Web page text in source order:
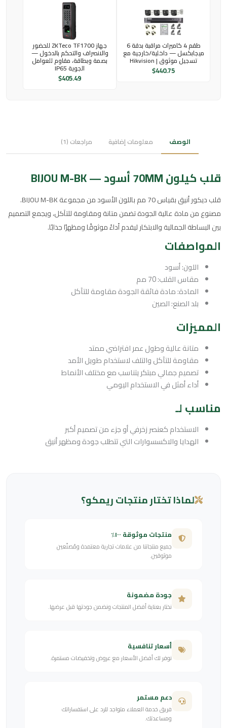
طقم 4 كاميرات مراقبة بدقة 6
ميجابكسل — داخلية/خارجية مع
تسجيل موثوق | Hikvision
$440.75
جهاز ZKTeco TF1700 للحضور
والانصراف والتحكم بالدخول —
بصمة وبطاقة، مقاوم للعوامل
الجوية IP65
$405.49
الوصف معلومات إضافية مراجعات (1)
قلب كيلون 70MM أسود — BIJOU M-BK
قلب ديكور أنيق بقياس 70 مم باللون الأسود من مجموعة BIJOU M-BK.
مصنوع من مادة عالية الجودة تضمن متانة ومقاومة للتآكل، ويجمع التصميم
بين البساطة الجمالية والابتكار ليقدم أداءً موثوقًا ومظهرًا جذابًا.
المواصفات
اللون: أسود
مقاس القلب: 70 مم
المادة: مادة فائقة الجودة مقاومة للتآكل
بلد الصنع: الصين
المميزات
متانة عالية وطول عمر افتراضي ممتد
مقاومة للتآكل والتلف لاستخدام طويل الأمد
تصميم جمالي مبتكر يتناسب مع مختلف الأنماط
أداء أمثل في الاستخدام اليومي
مناسب لـ
الاستخدام كعنصر زخرفي أو جزء من تصميم أكبر
الهدايا والاكسسوارات التي تتطلب جودة ومظهر أنيق
لماذا تختار منتجات ريمكو؟
منتجات موثوقة ١٠٠٪
جميع منتجاتنا من علامات تجارية معتمدة ومُصنّعين
موثوقين.
جودة مضمونة
نختار بعناية أفضل المنتجات ونضمن جودتها قبل عرضها.
أسعار تنافسية
نوفر لك أفضل الأسعار مع عروض وتخفيضات مستمرة.
دعم مستمر
فريق خدمة العملاء متواجد للرد على استفساراتك
ومساعدتك.